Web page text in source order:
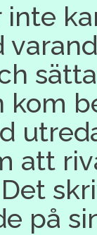
kom
att
på